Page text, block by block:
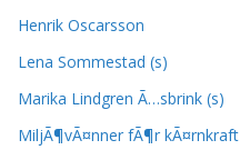
Henrik Oscarsson
Lena Sommestad (s)
Marika Lindgren Ã…sbrink (s)
MiljÃ¶vÃ¤nner fÃ¶r kÃ¤rnkraft